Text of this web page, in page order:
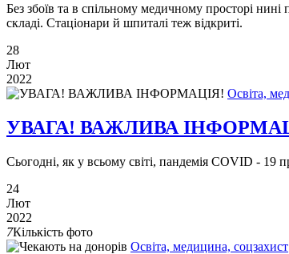
Без збоїв та в спільному медичному просторі
складі. Стаціонари й шпиталі теж відкриті.
28
Лют
2022
Освіта,
УВАГА! ВАЖЛИВА
Сьогодні, як у всьому світі, пандемія COVID - 19
24
Лют
2022
7Кількість фото
Освіта, медицина, соцзахист